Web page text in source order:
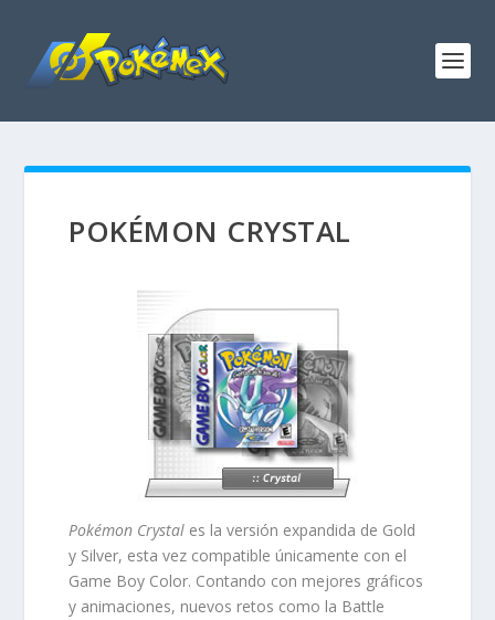
POKÉMON CRYSTAL
Pokémon Crystal es la versión expandida de Gold
y Silver, esta vez compatible únicamente con el
Game Boy Color. Contando con mejores gráficos
y animaciones, nuevos retos como la Battle